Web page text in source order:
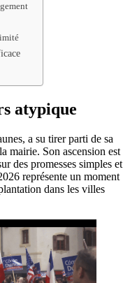
atypique
a su tirer parti de sa
mairie. Son ascension est
des promesses simples et
représente un moment
dans les villes